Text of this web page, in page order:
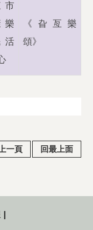
市
樂
活
《旮亙樂
頌》
一頁 回最上面